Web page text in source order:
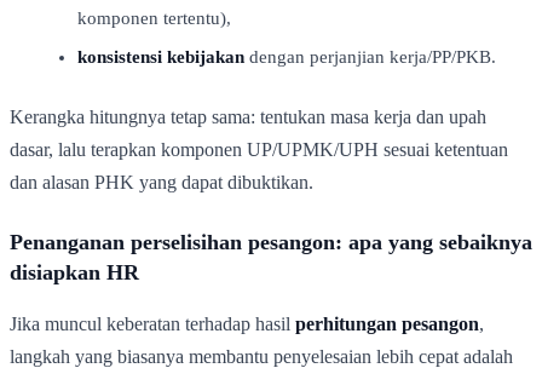
komponen tertentu),
konsistensi kebijakan dengan perjanjian kerja/PP/PKB.
Kerangka hitungnya tetap sama: tentukan masa kerja dan upah
dasar, lalu terapkan komponen UP/UPMK/UPH sesuai ketentuan
dan alasan PHK yang dapat dibuktikan.
Penanganan perselisihan pesangon: apa yang sebaiknya
disiapkan HR
Jika muncul keberatan terhadap hasil perhitungan pesangon,
langkah yang biasanya membantu penyelesaian lebih cepat adalah